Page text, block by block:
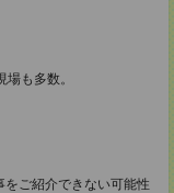
も多数。
ご紹介できない可能性